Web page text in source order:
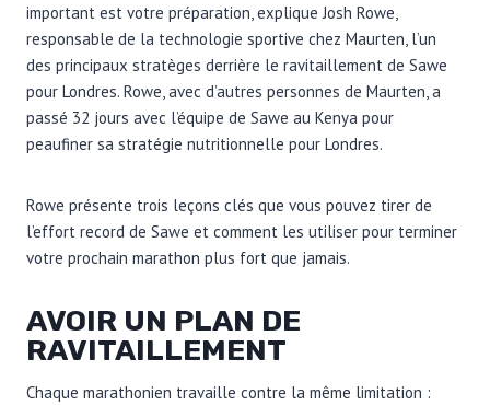
important est votre préparation, explique Josh Rowe,
responsable de la technologie sportive chez Maurten, l’un
des principaux stratèges derrière le ravitaillement de Sawe
pour Londres. Rowe, avec d’autres personnes de Maurten, a
passé 32 jours avec l’équipe de Sawe au Kenya pour
peaufiner sa stratégie nutritionnelle pour Londres.
Rowe présente trois leçons clés que vous pouvez tirer de
l’effort record de Sawe et comment les utiliser pour terminer
votre prochain marathon plus fort que jamais.
AVOIR UN PLAN DE
RAVITAILLEMENT
Chaque marathonien travaille contre la même limitation :